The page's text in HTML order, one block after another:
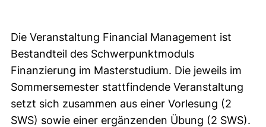
Die Veranstaltung Financial Management ist
Bestandteil des Schwerpunktmoduls
Finanzierung im Masterstudium. Die jeweils im
Sommersemester stattfindende Veranstaltung
setzt sich zusammen aus einer Vorlesung (2
SWS) sowie einer ergänzenden Übung (2 SWS).